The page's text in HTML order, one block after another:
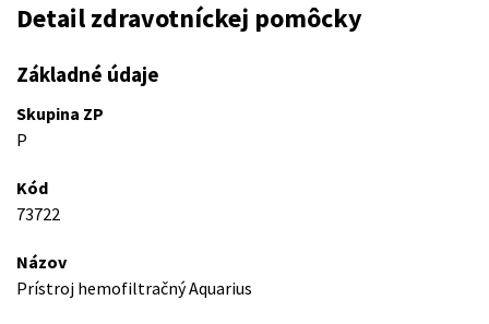
Detail zdravotníckej pomôcky
Základné údaje
Skupina ZP
P
Kód
73722
Názov
Prístroj hemofiltračný Aquarius